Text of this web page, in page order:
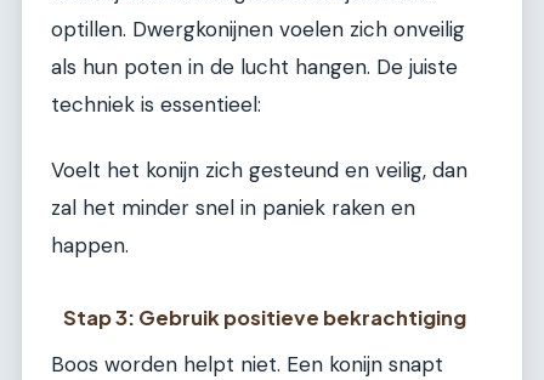
optillen. Dwergkonijnen voelen zich onveilig
als hun poten in de lucht hangen. De juiste
techniek is essentieel:
Voelt het konijn zich gesteund en veilig, dan
zal het minder snel in paniek raken en
happen.
Stap 3: Gebruik positieve bekrachtiging
Boos worden helpt niet. Een konijn snapt